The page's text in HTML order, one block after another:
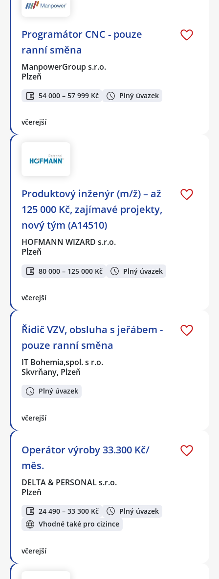
Programátor CNC - pouze
ranní směna
ManpowerGroup s.r.o.
Plzeň
54 000 – 57 999 Kč Plný úvazek
včerejší
Produktový inženýr (m/ž) – až
125 000 Kč, zajímavé projekty,
nový tým (A14510)
HOFMANN WIZARD s.r.o.
Plzeň
80 000 – 125 000 Kč Plný úvazek
včerejší
Řidič VZV, obsluha s jeřábem -
pouze ranní směna
IT Bohemia,spol. s r.o.
Skvrňany, Plzeň
Plný úvazek
včerejší
Operátor výroby 33.300 Kč/
měs.
DELTA & PERSONAL s.r.o.
Plzeň
24 490 – 33 300 Kč
Plný úvazek
Vhodné také pro cizince
včerejší